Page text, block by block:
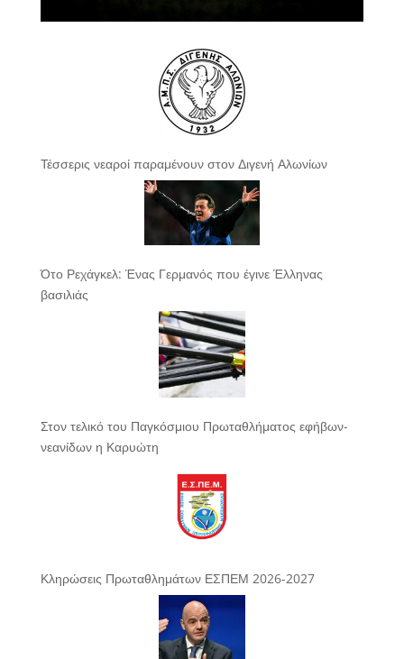
Τέσσερις νεαροί παραμένουν στον Διγενή Αλωνίων
Ότο Ρεχάγκελ: Ένας Γερμανός που έγινε Έλληνας
βασιλιάς
Στον τελικό του Παγκόσμιου Πρωταθλήματος εφήβων-
νεανίδων η Καρυώτη
Κληρώσεις Πρωταθλημάτων ΕΣΠΕΜ 2026-2027